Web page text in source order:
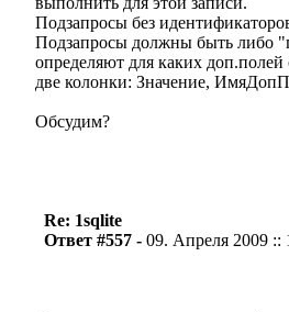
Подзапросы без
Подзапросы должны быть либо
определяют для каких
две колонки: Значение,
Обсудим?
Re: 1sqlite
Ответ #557 - 09. Апреля 2009 ::